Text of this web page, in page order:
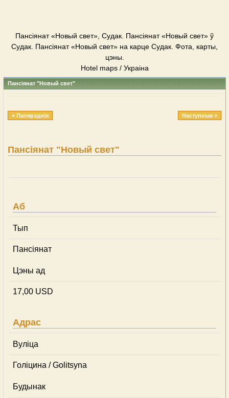
Пансіянат «Новый свет», Судак. Пансіянат «Новый свет» ў
Судак. Пансіянат «Новый свет» на карце Судак. Фота, карты,
цэны.
Hotel maps / Украіна
Пансіянат "Новый свет"
« Папярэднія Наступныя »
Пансіянат "Новый свет"
Аб
Тып
Пансіянат
Цэны ад
17,00 USD
Адрас
Вуліца
Голіцина / Golitsyna
Будынак